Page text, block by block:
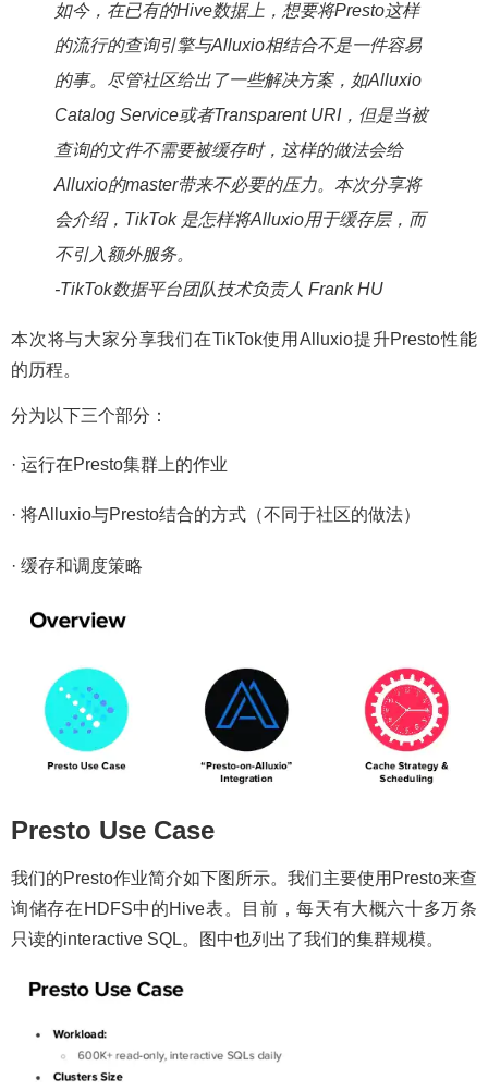
如今，在已有的Hive数据上，想要将Presto这样
的流行的查询引擎与Alluxio相结合不是一件容易
的事。尽管社区给出了一些解决方案，如Alluxio
Catalog Service或者Transparent URI，但是当被
查询的文件不需要被缓存时，这样的做法会给
Alluxio的master带来不必要的压力。本次分享将
会介绍，TikTok 是怎样将Alluxio用于缓存层，而
不引入额外服务。
-TikTok数据平台团队技术负责人 Frank HU
本次将与大家分享我们在TikTok使用Alluxio提升Presto性能
的历程。
分为以下三个部分：
· 运行在Presto集群上的作业
· 将Alluxio与Presto结合的方式（不同于社区的做法）
· 缓存和调度策略
Presto Use Case
我们的Presto作业简介如下图所示。我们主要使用Presto来查
询储存在HDFS中的Hive表。目前，每天有大概六十多万条
只读的interactive SQL。图中也列出了我们的集群规模。